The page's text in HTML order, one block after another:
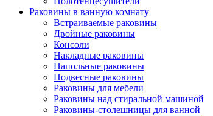
Раковины в ванную комнату
Встраиваемые раковины
Двойные раковины
Консоли
Накладные раковины
Напольные раковины
Подвесные раковины
Раковины для мебели
Раковины над стиральной машиной
Раковины-столешницы для ванной